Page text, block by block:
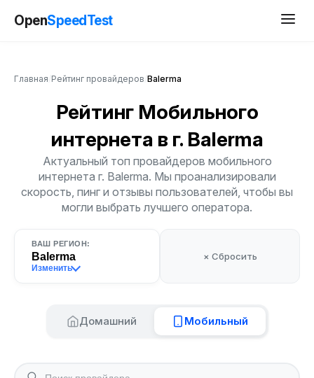
OpenSpeedTest
Главная Рейтинг провайдеров Balerma
Рейтинг Мобильного
интернета в г. Balerma
Актуальный топ провайдеров мобильного
интернета г. Balerma. Мы проанализировали
скорость, пинг и отзывы пользователей, чтобы вы
могли выбрать лучшего оператора.
ВАШ РЕГИОН:
Balerma
Изменить
× Сбросить
Домашний Мобильный